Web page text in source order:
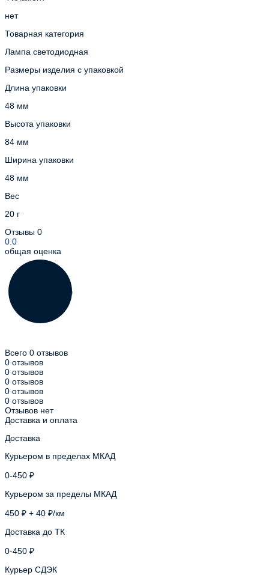
нет
Товарная категория
Лампа светодиодная
Размеры изделия с упаковкой
Длина упаковки
48 мм
Высота упаковки
84 мм
Ширина упаковки
48 мм
Вес
20 г
Отзывы 0
0.0
общая оценка
Всего 0 отзывов
0 отзывов
0 отзывов
0 отзывов
0 отзывов
0 отзывов
Отзывов нет
Доставка и оплата
Доставка
Курьером в пределах МКАД
0-450 ₽
Курьером за пределы МКАД
450 ₽ + 40 ₽/км
Доставка до ТК
0-450 ₽
Курьер СДЭК